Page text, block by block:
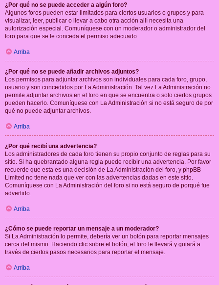
¿Por qué no se puede acceder a algún foro?
Algunos foros pueden estar limitados para ciertos usuarios o grupos y para
visualizar, leer, publicar o llevar a cabo otra acción allí necesita una
autorización especial. Comuníquese con un moderador o administrador del
foro para que se le conceda el permiso adecuado.
Arriba
¿Por qué no se puede añadir archivos adjuntos?
Los permisos para adjuntar archivos son individuales para cada foro, grupo,
usuario y son concedidos por La Administración. Tal vez La Administración no
permite adjuntar archivos en el foro en que se encuentra o solo ciertos grupos
pueden hacerlo. Comuníquese con La Administración si no está seguro de por
qué no puede adjuntar archivos.
Arriba
¿Por qué recibí una advertencia?
Los administradores de cada foro tienen su propio conjunto de reglas para su
sitio. Si ha quebrantado alguna regla puede recibir una advertencia. Por favor
recuerde que esta es una decisión de La Administración del foro, y phpBB
Limited no tiene nada que ver con las advertencias dadas en este sitio.
Comuníquese con La Administración del foro si no está seguro de porqué fue
advertido.
Arriba
¿Cómo se puede reportar un mensaje a un moderador?
Si La Administración lo permite, debería ver un botón para reportar mensajes
cerca del mismo. Haciendo clic sobre el botón, el foro le llevará y guiará a
través de ciertos pasos necesarios para reportar el mensaje.
Arriba